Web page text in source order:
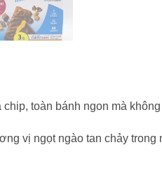
toàn bánh ngon mà
vị ngọt ngào tan chảy trong